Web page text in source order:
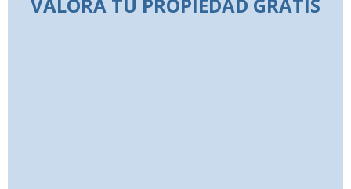
VALORA TU PROPIEDAD GRATIS